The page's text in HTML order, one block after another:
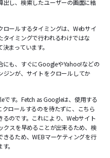
し、検索したユーザーの画面に結
ロールするタイミングは、Webサイ
タイミングで行われるわけではな
まっています。
にも、すぐにGoogleやYahoo!などの
ンが、サイトをクロールしてか
です。Fetch as Googleは、使用する
ロールするのを待たずに、こちら
のです。これにより、Webサイト
クスを早めることが出来るため、検
るため、WEBマーケティングを行
。